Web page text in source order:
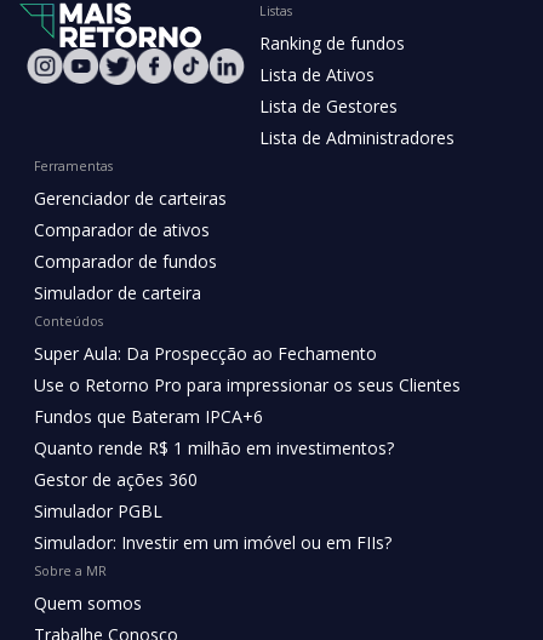
Listas
Ranking de fundos
Lista de Ativos
Lista de Gestores
Lista de Administradores
Ferramentas
Gerenciador de carteiras
Comparador de ativos
Comparador de fundos
Simulador de carteira
Conteúdos
Super Aula: Da Prospecção ao Fechamento
Use o Retorno Pro para impressionar os seus Clientes
Fundos que Bateram IPCA+6
Quanto rende R$ 1 milhão em investimentos?
Gestor de ações 360
Simulador PGBL
Simulador: Investir em um imóvel ou em FIIs?
Sobre a MR
Quem somos
Trabalhe Conosco